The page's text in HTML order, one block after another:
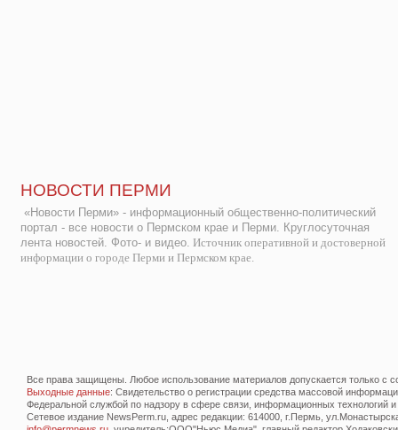
НОВОСТИ ПЕРМИ
«Новости Перми» - информационный общественно-политический
портал - все новости о Пермском крае и Перми. Круглосуточная
лента новостей. Фото- и видео. Источник оперативной и достоверной
информации о городе Перми и Пермском крае.
Все права защищены. Любое использование материалов допускается только с
Выходные данные: Свидетельство о регистрации средства массовой
Федеральной службой по надзору в сфере связи, информационных технологий
Сетевое издание NewsPerm.ru, адрес редакции: 614000, г.Пермь,